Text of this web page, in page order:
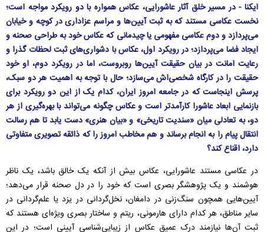
ایکنا - در مسیر خلق آثار عاشورایی، عکاس همواره با دو رویکرد مواجه است؛
نخست عکاسی مستند که به ثبت آیین‌ها و مراسم عزاداری در کوچه و خیابان
می‌پردازد و دوم عکاسی مفهومی یا چیدمانی که عکاس خود به طراحی صحنه و
ایجاد فضا می‌پردازد؛ در رویکرد اول، عکاس با دشواری‌های ثبت لحظات گذرا و
رعایت امانت در بیان حقیقت آیین‌ها روبروست، اما در رویکرد دوم، او خود
حقیقت را در کارگاه شخصی‌اش می‌سازد؛ حال با توجه به اهمیت هر دو سبک،
پرسش اینجاست که در جامعه امروز ایران، کدام یک از این دو رویکرد برای
بازنمایی ابعاد عاشورا کارآمدتر است و عکاس چگونه می‌تواند با بهره‌گیری از هر
دو، به تعادلی میان «سندیت تاریخی» و «بیان هنری» دست یابد تا هم رسالت
انتقال پیام را به انجام برساند و هم مخاطب امروز را که ذائقه تصویری متفاوتی
دارد، اقناع کند؟
در عکاسی مستند عاشورایی، عکاس بیش از آنکه یک خالق باشد، یک ناظر
هوشمند و یک پژوهشگر بصری است که خود را در دل صحنه قرار می‌دهد؛
آیین‌هایی همچون سنگ‌زنی در دامغان، نخل‌گردانی در یزد یا علم‌گردانی در
سایر مناطق، هر کدام دارای هارمونی، ریتم و ساختار بصری ویژه‌ای هستند که
ثبت آن‌ها نیازمند درک عمیق عکاس از زیبایی‌شناسی آیینی است؛ در این